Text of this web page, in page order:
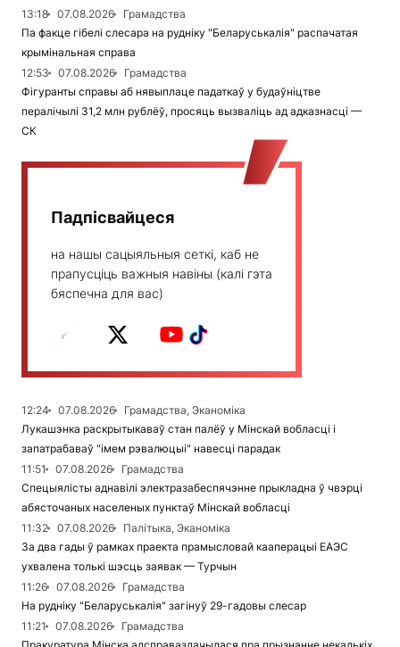
13:18
07.08.2026
Грамадства
Па факце гібелі слесара на рудніку "Беларуськалія" распачатая
крымінальная справа
12:53
07.08.2026
Грамадства
Фігуранты справы аб нявыплаце падаткаў у будаўніцтве
пералічылі 31,2 млн рублёў, просяць вызваліць ад адказнасці —
СК
Падпісвайцеся
на нашы сацыяльныя сеткі, каб не
прапусціць важныя навіны (калі гэта
бяспечна для вас)
12:24 07.08.2026
Грамадства, Эканоміка
Лукашэнка раскрытыкаваў стан палёў у Мінскай вобласці і
запатрабаваў "імем рэвалюцыі" навесці парадак
11:51
07.08.2026
Грамадства
Спецыялісты аднавілі электразабеспячэнне прыкладна ў чвэрці
абясточаных населеных пунктаў Мінскай вобласці
11:32
07.08.2026
Палітыка, Эканоміка
За два гады ў рамках праекта прамысловай кааперацыі ЕАЭС
ухвалена толькі шэсць заявак — Турчын
11:26
07.08.2026
Грамадства
На рудніку "Беларуськалія" загінуў 29-гадовы слесар
11:21
07.08.2026
Грамадства